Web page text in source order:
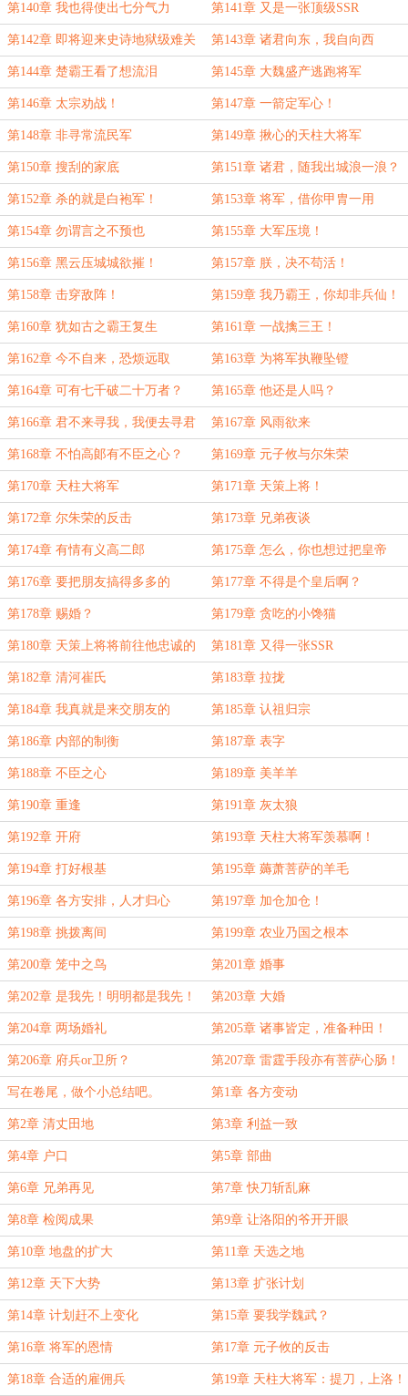
第140章 我也得使出七分气力 第141章 又是一张顶级SSR
第142章 即将迎来史诗地狱级难关 第143章 诸君向东，我自向西
第144章 楚霸王看了想流泪 第145章 大魏盛产逃跑将军
第146章 太宗劝战！ 第147章 一箭定军心！
第148章 非寻常流民军 第149章 揪心的天柱大将军
第150章 搜刮的家底 第151章 诸君，随我出城浪一浪？
第152章 杀的就是白袍军！ 第153章 将军，借你甲胄一用
第154章 勿谓言之不预也 第155章 大军压境！
第156章 黑云压城城欲摧！ 第157章 朕，决不苟活！
第158章 击穿敌阵！ 第159章 我乃霸王，你却非兵仙！
第160章 犹如古之霸王复生 第161章 一战擒三王！
第162章 今不自来，恐烦远取 第163章 为将军执鞭坠镫
第164章 可有七千破二十万者？ 第165章 他还是人吗？
第166章 君不来寻我，我便去寻君 第167章 风雨欲来
第168章 不怕高郞有不臣之心？ 第169章 元子攸与尔朱荣
第170章 天柱大将军 第171章 天策上将！
第172章 尔朱荣的反击 第173章 兄弟夜谈
第174章 有情有义高二郎 第175章 怎么，你也想过把皇帝
瘾？
第176章 要把朋友搞得多多的 第177章 不得是个皇后啊？
第178章 赐婚？ 第179章 贪吃的小馋猫
第180章 天策上将将前往他忠诚的
山东！
第181章 又得一张SSR
第182章 清河崔氏 第183章 拉拢
第184章 我真就是来交朋友的 第185章 认祖归宗
第186章 内部的制衡 第187章 表字
第188章 不臣之心 第189章 美羊羊
第190章 重逢 第191章 灰太狼
第192章 开府 第193章 天柱大将军羡慕啊！
第194章 打好根基 第195章 薅萧菩萨的羊毛
第196章 各方安排，人才归心 第197章 加仓加仓！
第198章 挑拨离间 第199章 农业乃国之根本
第200章 笼中之鸟 第201章 婚事
第202章 是我先！明明都是我先！ 第203章 大婚
第204章 两场婚礼 第205章 诸事皆定，准备种田！
第206章 府兵or卫所？ 第207章 雷霆手段亦有菩萨心肠！
写在卷尾，做个小总结吧。 第1章 各方变动
第2章 清丈田地 第3章 利益一致
第4章 户口 第5章 部曲
第6章 兄弟再见 第7章 快刀斩乱麻
第8章 检阅成果 第9章 让洛阳的爷开开眼
第10章 地盘的扩大 第11章 天选之地
第12章 天下大势 第13章 扩张计划
第14章 计划赶不上变化 第15章 要我学魏武？
第16章 将军的恩情 第17章 元子攸的反击
第18章 合适的雇佣兵 第19章 天柱大将军：提刀，上洛！